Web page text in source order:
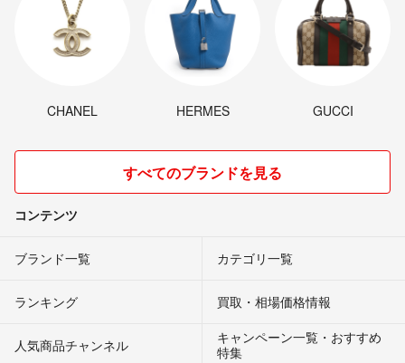
CHANEL HERMES GUCCI
すべてのブランドを見る
コンテンツ
ブランド一覧 カテゴリ一覧
ランキング 買取・相場価格情報
人気商品チャンネル
キャンペーン一覧・おすすめ
特集